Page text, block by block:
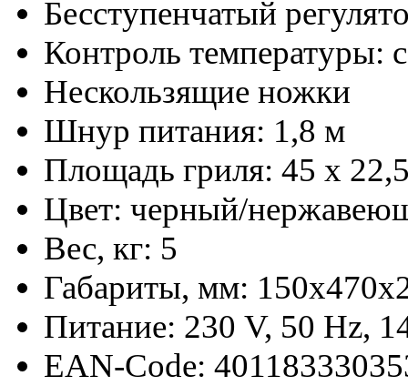
Бесступенчатый
Контроль температуры:
Нескользящие ножки
Шнур питания: 1,8 м
Площадь гриля: 45 x
Цвет: черный/
Вес, кг: 5
Габариты, мм:
Питание: 230 V, 50 Hz,
EAN-Code: